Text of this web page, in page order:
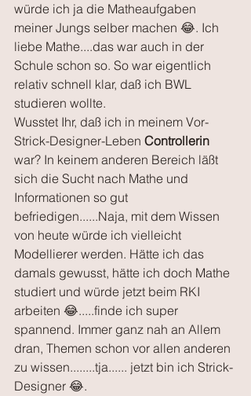
würde ich ja die Matheaufgaben
meiner Jungs selber machen 😂. Ich
liebe Mathe....das war auch in der
Schule schon so. So war eigentlich
relativ schnell klar, daß ich BWL
studieren wollte.
Wusstet Ihr, daß ich in meinem Vor-
Strick-Designer-Leben Controllerin
war? In keinem anderen Bereich läßt
sich die Sucht nach Mathe und
Informationen so gut
befriedigen......Naja, mit dem Wissen
von heute würde ich vielleicht
Modellierer werden. Hätte ich das
damals gewusst, hätte ich doch Mathe
studiert und würde jetzt beim RKI
arbeiten 😂.....finde ich super
spannend. Immer ganz nah an Allem
dran, Themen schon vor allen anderen
zu wissen........tja...... jetzt bin ich Strick-
Designer 😂.